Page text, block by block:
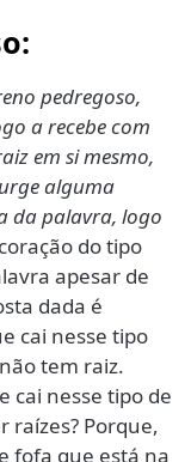
pedregoso,
a recebe com
em si mesmo,
alguma
da palavra, logo
do tipo
apesar de
dada é
cai nesse tipo
tem raiz.
cai nesse tipo de
raízes? Porque,
fofa que está na